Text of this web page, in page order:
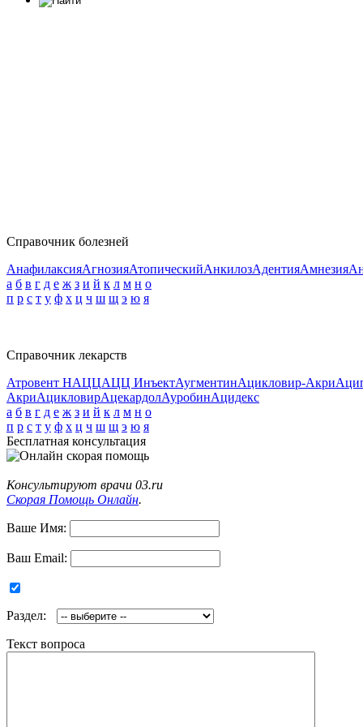
Справочник болезней
АнафилаксияАгнозияАтопическийАнкилозАдентияАмнезия
а б в г д е ж з и й к л м н о
п р с т у ф х ц ч ш щ э ю я
Справочник лекарств
Атровент НАЦЦАЦЦ ИнъектАугментинАцикловир-Акри
АкриАцикловирАцекардолАуробинАцидекс
а б в г д е ж з и й к л м н о
п р с т у ф х ц ч ш щ э ю я
Бесплатная консультация
Консультируют врачи 03.ru
Скорая Помощь Онлайн.
Ваше Имя:
Ваш Email:
Раздел:
Текст вопроса